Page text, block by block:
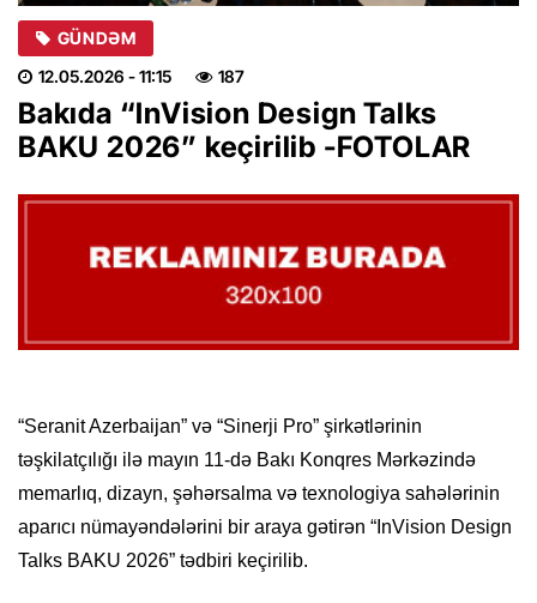
GÜNDƏM
12.05.2026 - 11:15 187
Bakıda “InVision Design Talks
BAKU 2026” keçirilib -FOTOLAR
“Seranit Azerbaijan” və “Sinerji Pro” şirkətlərinin
təşkilatçılığı ilə mayın 11-də Bakı Konqres Mərkəzində
memarlıq, dizayn, şəhərsalma və texnologiya sahələrinin
aparıcı nümayəndələrini bir araya gətirən “InVision Design
Talks BAKU 2026” tədbiri keçirilib.